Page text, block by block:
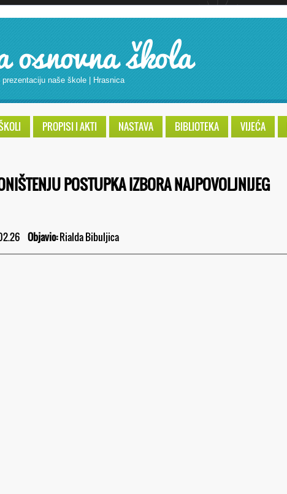
osnovna škola
prezentaciju naše škole | Hrasnica
PROPISI I AKTI NASTAVA BIBLIOTEKA VIJEĆA
POSTUPKA IZBORA NAJPOVOLJNIJEG
Objavio:Rialda Bibuljica